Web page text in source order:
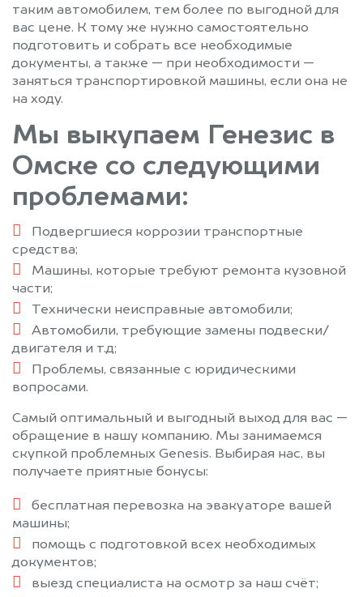
таким автомобилем, тем более по выгодной для
вас цене. К тому же нужно самостоятельно
подготовить и собрать все необходимые
документы, а также — при необходимости —
заняться транспортировкой машины, если она не
на ходу.
Мы выкупаем Генезис в
Омске со следующими
проблемами:
Подвергшиеся коррозии транспортные
средства;
Машины, которые требуют ремонта кузовной
части;
Технически неисправные автомобили;
Автомобили, требующие замены подвески/
двигателя и т.д;
Проблемы, связанные с юридическими
вопросами.
Самый оптимальный и выгодный выход для вас —
обращение в нашу компанию. Мы занимаемся
скупкой проблемных Genesis. Выбирая нас, вы
получаете приятные бонусы:
бесплатная перевозка на эвакуаторе вашей
машины;
помощь с подготовкой всех необходимых
документов;
выезд специалиста на осмотр за наш счёт;